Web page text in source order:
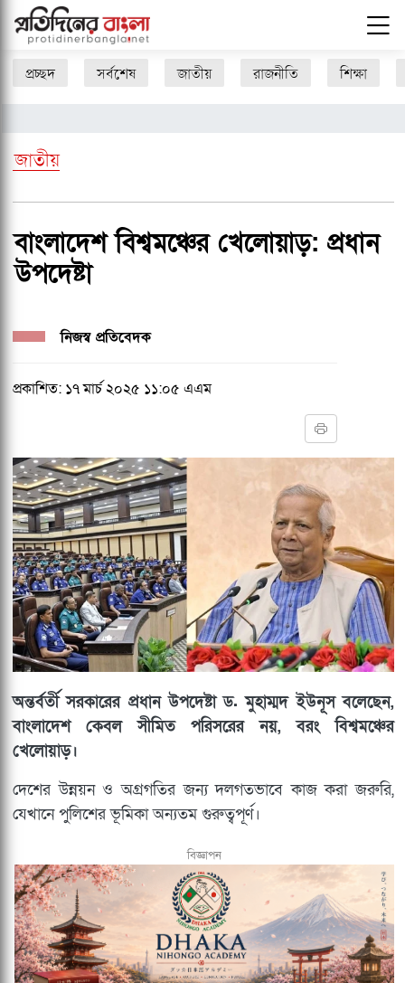
প্রচ্ছদ সর্বশেষ জাতীয় রাজনীতি শিক্ষা
জাতীয়
বাংলাদেশ বিশ্বমঞ্চের খেলোয়াড়: প্রধান
উপদেষ্টা
নিজস্ব প্রতিবেদক
প্রকাশিত: ১৭ মার্চ ২০২৫ ১১:০৫ এএম
অন্তর্বর্তী সরকারের প্রধান উপদেষ্টা ড. মুহাম্মদ ইউনূস বলেছেন,
বাংলাদেশ কেবল সীমিত পরিসরের নয়, বরং বিশ্বমঞ্চের
খেলোয়াড়।
দেশের উন্নয়ন ও অগ্রগতির জন্য দলগতভাবে কাজ করা জরুরি,
যেখানে পুলিশের ভূমিকা অন্যতম গুরুত্বপূর্ণ।
বিজ্ঞাপন